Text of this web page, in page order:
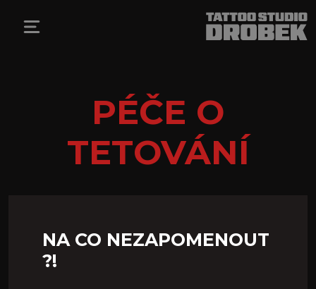
PÉČE O
TETOVÁNÍ
NA CO NEZAPOMENOUT
?!